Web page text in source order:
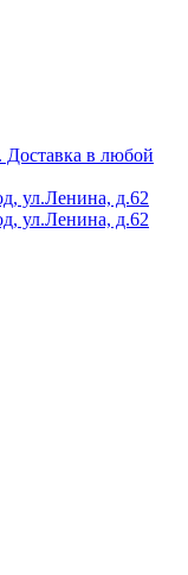
Доставка в любой
ул.Ленина, д.62
ул.Ленина, д.62